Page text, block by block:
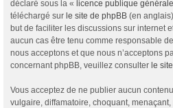
déclaré sous la « licence publique
téléchargé sur le site de phpBB (en
but de faciliter les discussions sur internet
aucun cas être tenu comme responsable
nous acceptons et que nous n’acceptons
concernant phpBB, veuillez consulter le
Vous acceptez de ne publier aucun
vulgaire, diffamatoire, choquant,